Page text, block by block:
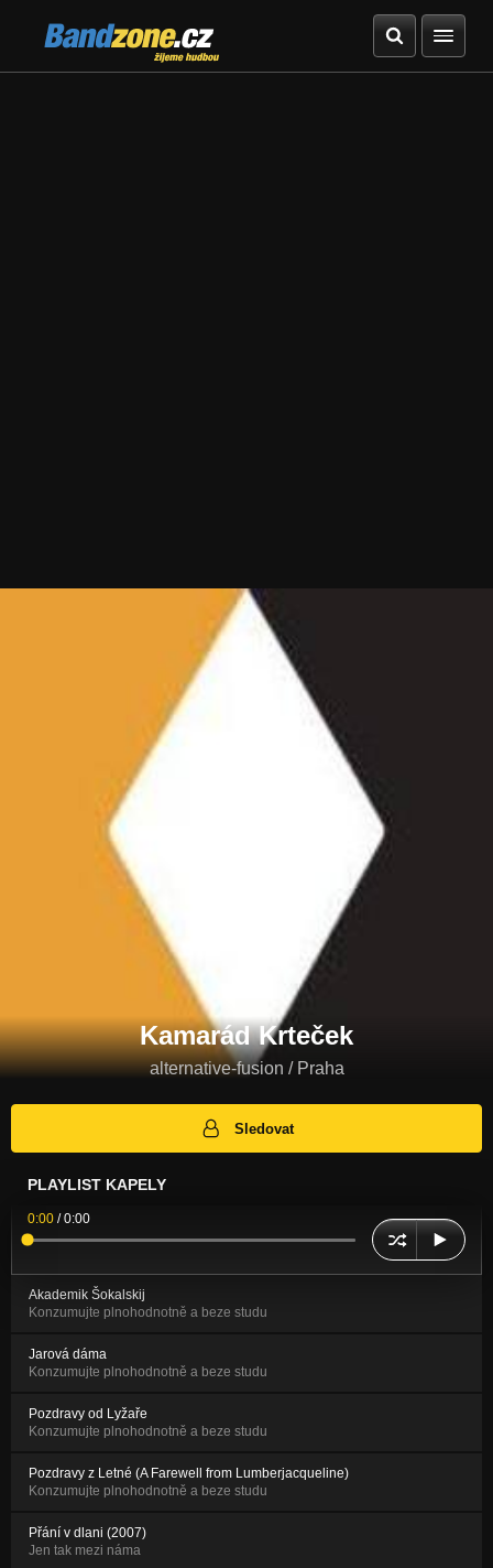
Bandzone.cz
žijeme hudbou
Kamarád Krteček
alternative-fusion / Praha
Sledovat
PLAYLIST KAPELY
0:00 /0:00
Akademik Šokalskij
Konzumujte plnohodnotně a beze studu
Jarová dáma
Konzumujte plnohodnotně a beze studu
Pozdravy od Lyžaře
Konzumujte plnohodnotně a beze studu
Pozdravy z Letné (A Farewell from Lumberjacqueline)
Konzumujte plnohodnotně a beze studu
Přání v dlani (2007)
Jen tak mezi náma